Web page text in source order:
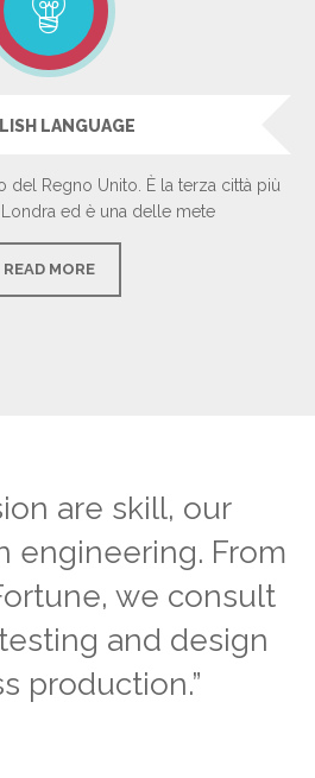
LANGUAGE
del Regno Unito. È la terza città più
ed è una delle mete
READ MORE
are skill, our
engineering. From
we consult
and design
production.”